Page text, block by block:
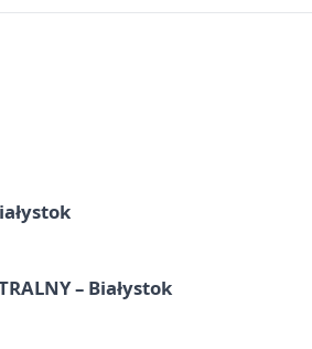
– Białystok